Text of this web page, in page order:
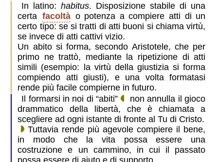
In latino:habitus. Disposizione stabile di una
certa facoltà o potenza a compiere atti di un
certo tipo: se si tratti di atti buoni si chiama virtù,
se invece di atti cattivi vizio.
Un abito si forma, secondo Aristotele, che per
primo ne trattò, mediante la ripetizione di atti
simili (esempio: la virtù della giustizia si forma
compiendo atti giusti), e una volta formatasi
rende più facile compierne in futuro.
Il formarsi in noi di “abiti”
non annulla il gioco
drammatico della libertà, che è chiamata a
scegliere ad ogni istante di fronte al Tu di Cristo.
Tuttavia rende più agevole compiere il bene,
in modo che la vita possa essere una
costruzione e un cammino, in cui il passato
possa essere di aiuto e di supporto.